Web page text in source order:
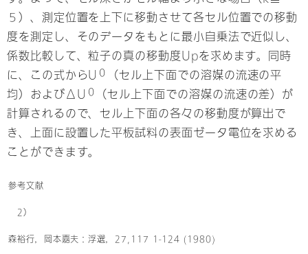
５）、測定位置を上下に移動させて各セル位置での移動
度を測定し、そのデータをもとに最小自乗法で近似し、
係数比較して、粒子の真の移動度Upを求めます。同時
に、この式からU ０
（セル上下面での溶媒の流速の平
均）およびΔU ０
（セル上下面での溶媒の流速の差）が
計算されるので、セル上下面の各々の移動度が算出で
き、上面に設置した平板試料の表面ゼータ電位を求める
ことができます。
参考文献
2）
森裕行，岡本嘉夫：浮選，27,117 1-124 (1980)